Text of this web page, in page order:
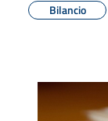
Bilancio